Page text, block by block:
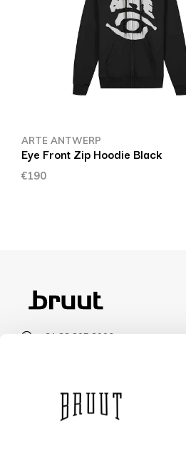
ARTE ANTWERP
Eye Front Zip Hoodie Black
€190
+31 23 205 2006
VIEW OPENING HOURS